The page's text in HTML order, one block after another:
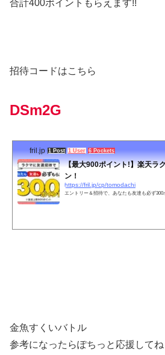
合計400ポイントもらえます!!
招待コードはこちら
DSm2G
fril.jp 1 Post 1 User 6 Pockets
【最大900ポイント!】楽天ラ
ン！
https://fril.jp/cp/tomodachi
エントリー＆招待で、あなたも友達も必ず300
金魚すくいバトル
参考になったらぽちっと応援してね